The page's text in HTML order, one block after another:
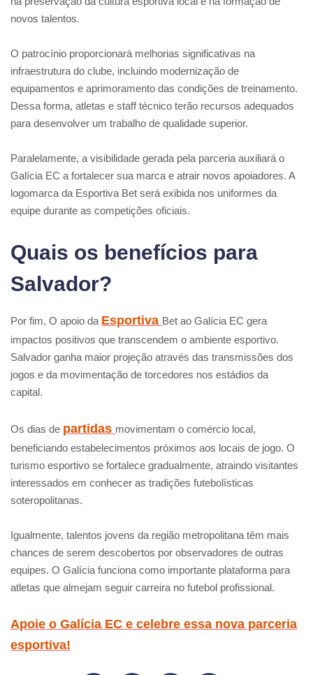
novos talentos.
O patrocínio proporcionará melhorias significativas na
infraestrutura do clube, incluindo modernização de
equipamentos e aprimoramento das condições de treinamento.
Dessa forma, atletas e staff técnico terão recursos adequados
para desenvolver um trabalho de qualidade superior.
Paralelamente, a visibilidade gerada pela parceria auxiliará o
Galícia EC a fortalecer sua marca e atrair novos apoiadores. A
logomarca da Esportiva Bet será exibida nos uniformes da
equipe durante as competições oficiais.
Quais os benefícios para
Salvador?
Por fim, O apoio da Esportiva Bet ao Galícia EC gera
impactos positivos que transcendem o ambiente esportivo.
Salvador ganha maior projeção através das transmissões dos
jogos e da movimentação de torcedores nos estádios da
capital.
Os dias de partidas movimentam o comércio local,
beneficiando estabelecimentos próximos aos locais de jogo. O
turismo esportivo se fortalece gradualmente, atraindo visitantes
interessados em conhecer as tradições futebolísticas
soteropolitanas.
Igualmente, talentos jovens da região metropolitana têm mais
chances de serem descobertos por observadores de outras
equipes. O Galícia funciona como importante plataforma para
atletas que almejam seguir carreira no futebol profissional.
Apoie o Galícia EC e celebre essa nova parceria
esportiva!